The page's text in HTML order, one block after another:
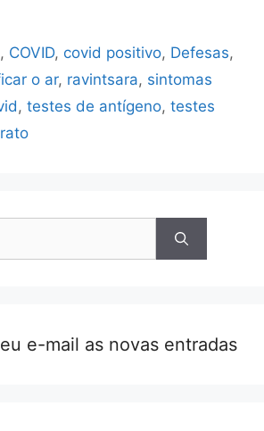
, COVID, covid positivo, Defesas,
o ar, ravintsara, sintomas
, testes de antígeno, testes
e-mail as novas entradas